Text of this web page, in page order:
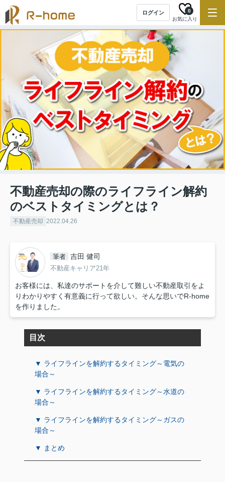
ログイン
お気に入り
0
不動産売却の際のライフライン解約
のベストタイミングとは？
不動産売却 2022.04.26
筆者 吉田 健司
不動産キャリア21年
お客様には、私達のサポートを介して難しい不動産取引をよ
りわかりやすく有意義に行って欲しい。そんな思いでR-home
を作りました。
目次
▼ ライフラインを解約するタイミング～電気の
場合～
▼ ライフラインを解約するタイミング～水道の
場合～
▼ ライフラインを解約するタイミング～ガスの
場合～
▼ まとめ